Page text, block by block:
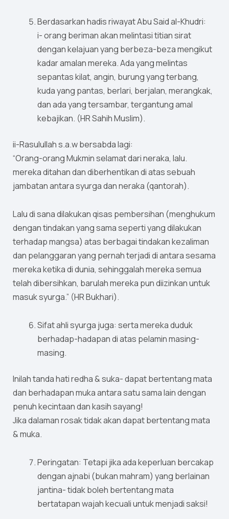
Berdasarkan hadis riwayat Abu Said al-Khudri:
i- orang beriman akan melintasi titian sirat
dengan kelajuan yang berbeza-beza mengikut
kadar amalan mereka. Ada yang melintas
sepantas kilat, angin, burung yang terbang,
kuda yang pantas, berlari, berjalan, merangkak,
dan ada yang tersambar, tergantung amal
kebajikan. (HR Sahih Muslim).
ii-Rasulullah s.a.w bersabda lagi:
“Orang-orang Mukmin selamat dari neraka, lalu.
mereka ditahan dan diberhentikan di atas sebuah
jambatan antara syurga dan neraka (qantorah).
Lalu di sana dilakukan qisas pembersihan (menghukum
dengan tindakan yang sama seperti yang dilakukan
terhadap mangsa) atas berbagai tindakan kezaliman
dan pelanggaran yang pernah terjadi di antara sesama
mereka ketika di dunia, sehinggalah mereka semua
telah dibersihkan, barulah mereka pun diizinkan untuk
masuk syurga.” (HR Bukhari).
Sifat ahli syurga juga: serta mereka duduk
berhadap-hadapan di atas pelamin masing-
masing.
Inilah tanda hati redha & suka- dapat bertentang mata
dan berhadapan muka antara satu sama lain dengan
penuh kecintaan dan kasih sayang!
Jika dalaman rosak tidak akan dapat bertentang mata
& muka.
Peringatan: Tetapi jika ada keperluan bercakap
dengan ajnabi (bukan mahram) yang berlainan
jantina- tidak boleh bertentang mata
bertatapan wajah kecuali untuk menjadi saksi!